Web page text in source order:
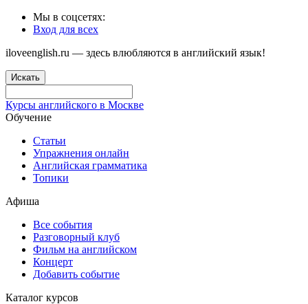
Мы в соцсетях:
Вход для всех
iloveenglish.ru — здесь влюбляются в английский язык!
Искать
Курсы английского в Москве
Обучение
Статьи
Упражнения онлайн
Английская грамматика
Топики
Афиша
Все события
Разговорный клуб
Фильм на английском
Концерт
Добавить событие
Каталог курсов